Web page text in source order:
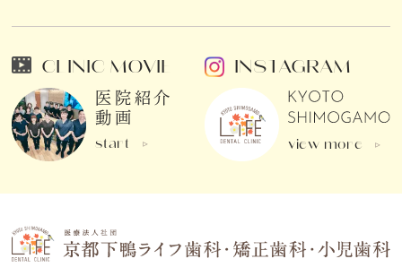
CLINIC MOVIE
医院紹介
動画
start
INSTAGRAM
view more